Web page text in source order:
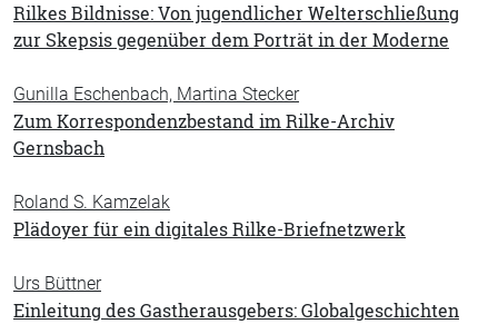
Rilkes Bildnisse: Von jugendlicher Welterschließung
zur Skepsis gegenüber dem Porträt in der Moderne
Gunilla Eschenbach, Martina Stecker
Zum Korrespondenzbestand im Rilke-Archiv
Gernsbach
Roland S. Kamzelak
Plädoyer für ein digitales Rilke-Briefnetzwerk
Urs Büttner
Einleitung des Gastherausgebers: Globalgeschichten